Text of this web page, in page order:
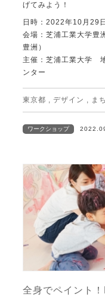
げてみよう！
日時：2022年10月29
会場：芝浦工業大学豊
豊洲）
主催：芝浦工業大学
ンター
東京都 , デザイン , ま
ワークショップ
全身でペイント